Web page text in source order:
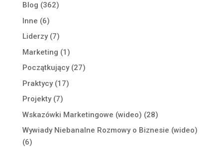
Blog (362)
Inne (6)
Liderzy(7)
Marketing (1)
Początkujący(27)
Praktycy(17)
Projekty(7)
Wskazówki Marketingowe (wideo) (28)
Wywiady Niebanalne Rozmowy o Biznesie (wideo)
(6)